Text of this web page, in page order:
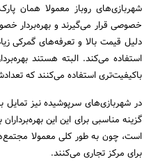
شهربازی‌های روباز معمولا همان
خصوصی قرار می‌گیرند و بهره‌بردار
دلیل قیمت بالا و تعرفه‌های گمرکی
استفاده می‌کند. البته هستند
باکیفیت‌تری استفاده می‌کنند که
در شهربازی‌های سرپوشیده نیز تمایل
گزینه مناسبی برای این این
است، چون به طور کلی معمولا
برای مرکز تجاری می‌کنند.